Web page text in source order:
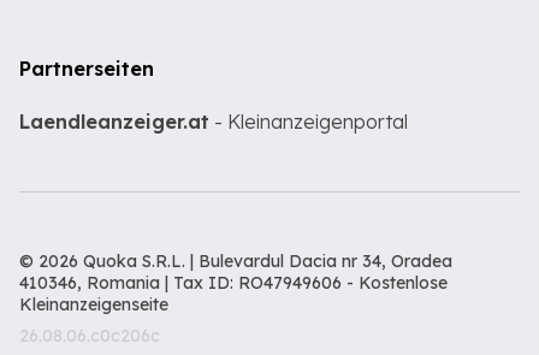
Partnerseiten
Laendleanzeiger.at - Kleinanzeigenportal
© 2026 Quoka S.R.L. | Bulevardul Dacia nr 34, Oradea
410346, Romania | Tax ID: RO47949606 - Kostenlose
Kleinanzeigenseite
26.08.06.c0c206c